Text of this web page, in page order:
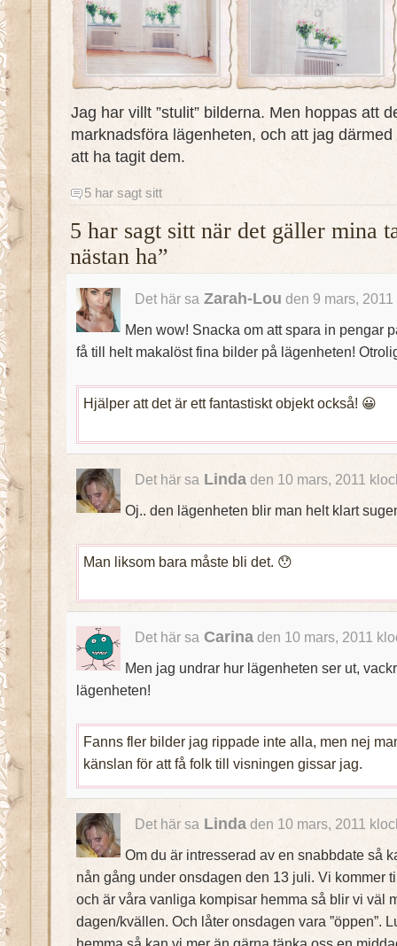
Jag har villt ”stulit” bilderna. Men hoppas att
marknadsföra lägenheten, och att jag
att ha tagit dem.
5 har sagt sitt
5 har sagt sitt när det gäller mina
nästan ha”
Det här sa Zarah-Lou den 9 mars,
Men wow! Snacka om att spara in pengar
få till helt makalöst fina bilder på lägenheten!
Hjälper att det är ett fantastiskt objekt också! 😀
Det här sa Linda den 10 mars, 2011
Oj.. den lägenheten blir man helt klart
Man liksom bara måste bli det. 😯
Det här sa Carinaden 10 mars, 2011
Men jag undrar hur lägenheten ser ut,
lägenheten!
Fanns fler bilder jag rippade inte alla, men nej
känslan för att få folk till visningen gissar jag.
Det här sa Lindaden 10 mars, 2011
Om du är intresserad av en snabbdate så
nån gång under onsdagen den 13 juli. Vi kommer
och är våra vanliga kompisar hemma så blir vi väl
dagen/kvällen. Och låter onsdagen vara ”öppen”.